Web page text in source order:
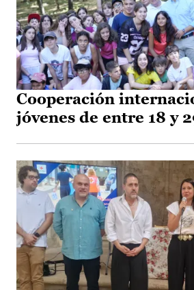
Cooperación
jóvenes de entre 18 y